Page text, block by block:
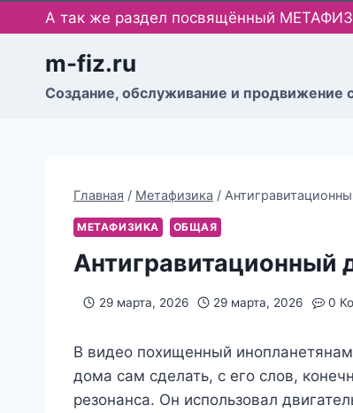
Перейти
к
содержимому
А так же раздел посвящённый
m-fiz.ru
Cоздание, обслуживание и продвижение
Главная / Метафизика /
МЕТАФИЗИКА ОБЩАЯ
Антигравитационный
29 марта, 2026 29 марта, 2026 0
В видео похищенный
дома сам сделать, с его слов,
резонанса. Он использовал